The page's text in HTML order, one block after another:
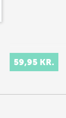
59,95 KR.